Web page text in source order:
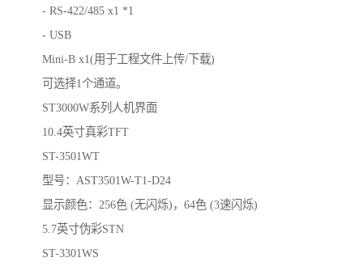
- RS-422/485 x1 *1
- USB
Mini-B x1(用于工程文件上传/下载)
可选择1个通道。
ST3000W系列人机界面
10.4英寸真彩TFT
ST-3501WT
型号：AST3501W-T1-D24
显示颜色：256色 (无闪烁)，64色 (3速闪烁)
5.7英寸伪彩STN
ST-3301WS